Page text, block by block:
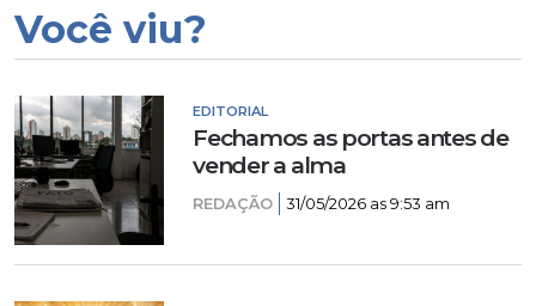
Você viu?
EDITORIAL
Fechamos as portas antes de
vender a alma
REDAÇÃO 31/05/2026 as 9:53 am